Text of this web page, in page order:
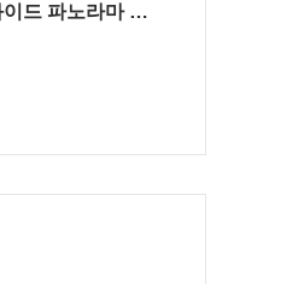
드 파노라마 선